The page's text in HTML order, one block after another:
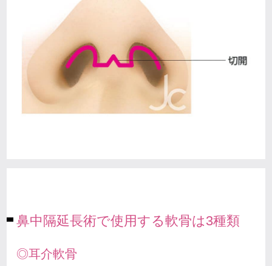
鼻中隔延長術で使用する軟骨は3種類
◎耳介軟骨